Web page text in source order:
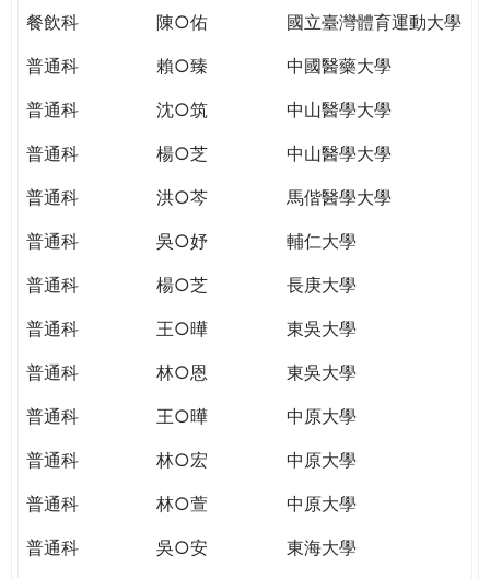
GLOBAL
餐飲科
陳○佑
國立臺灣體育運動大學
普通科
賴○臻
中國醫藥大學
普通科
沈○筑
中山醫學大學
普通科
楊○芝
中山醫學大學
普通科
洪○芩
馬偕醫學大學
普通科
吳○妤
輔仁大學
普通科
楊○芝
長庚大學
普通科
王○曄
東吳大學
普通科
林○恩
東吳大學
普通科
王○曄
中原大學
普通科
林○宏
中原大學
普通科
林○萱
中原大學
普通科
吳○安
東海大學